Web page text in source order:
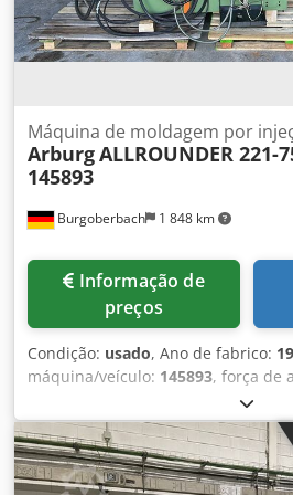
Burgoberbach 1 848 km
Máquina de moldagem por
ArburgALLROUNDER 221-
145893
preços
Condição: usado, Ano de fabrico:
máquina/veículo: 145893, força de
25 mm,
mm, cilindrada:56 cm³, pressão
venda, uma máquina de injeção
Allrounder 221-75-350. A máquina